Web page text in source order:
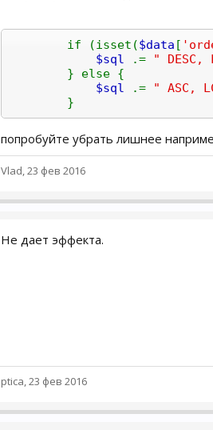
if (isset($data [
$sql
.= " DESC,
} else {
$sql
.= " ASC,
}
попробуйте убрать лишнее
Vlad,23 фев 2016
Не дает эффекта.
ptica,23 фев 2016